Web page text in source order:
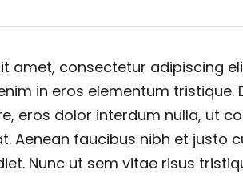
amet, consectetur adipiscing
in eros elementum tristique.
eros dolor interdum nulla, ut
Aenean faucibus nibh et justo
Nunc ut sem vitae risus